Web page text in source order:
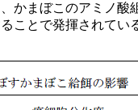
かまぼこのアミノ酸
ことで発揮されてい